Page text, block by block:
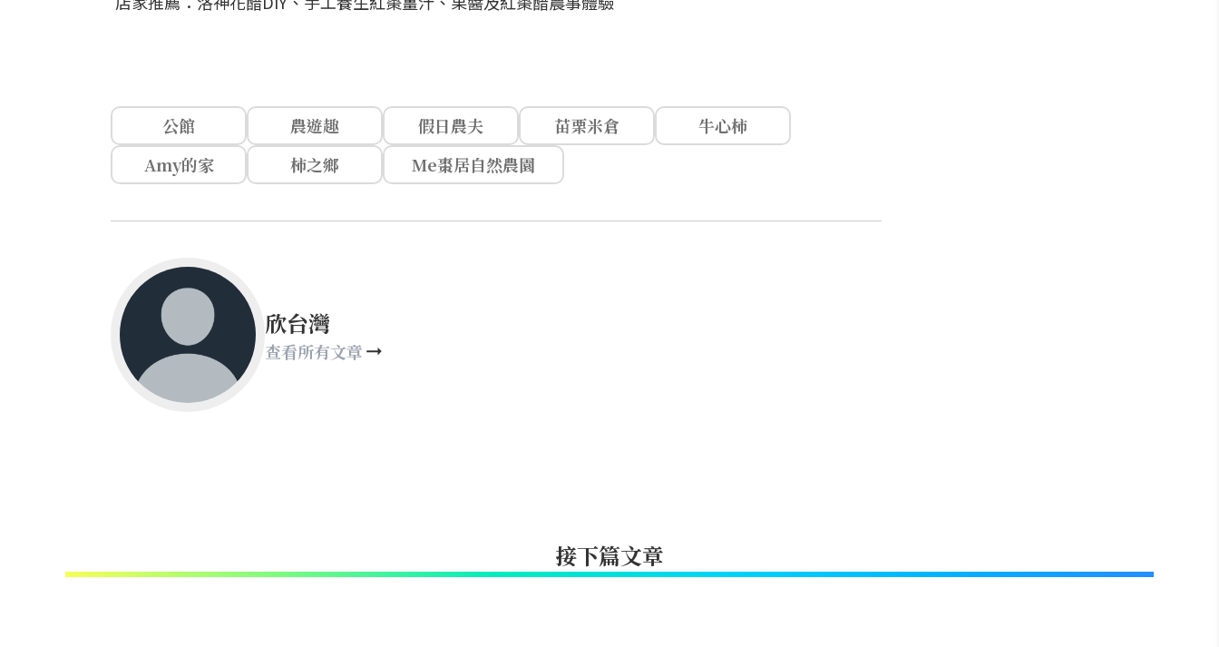
公館 農遊趣 假日農夫 苗栗米倉
牛心柿
Amy的家
柿之鄉 Me棗居自然農園
欣台灣
查看所有文章
接下篇文章